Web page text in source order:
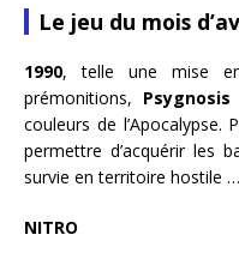
Le jeu du mois
1990, telle une mise
prémonitions, Psygnosis
couleurs de
permettre d’acquérir les
survie en territoire hostile …
NITRO